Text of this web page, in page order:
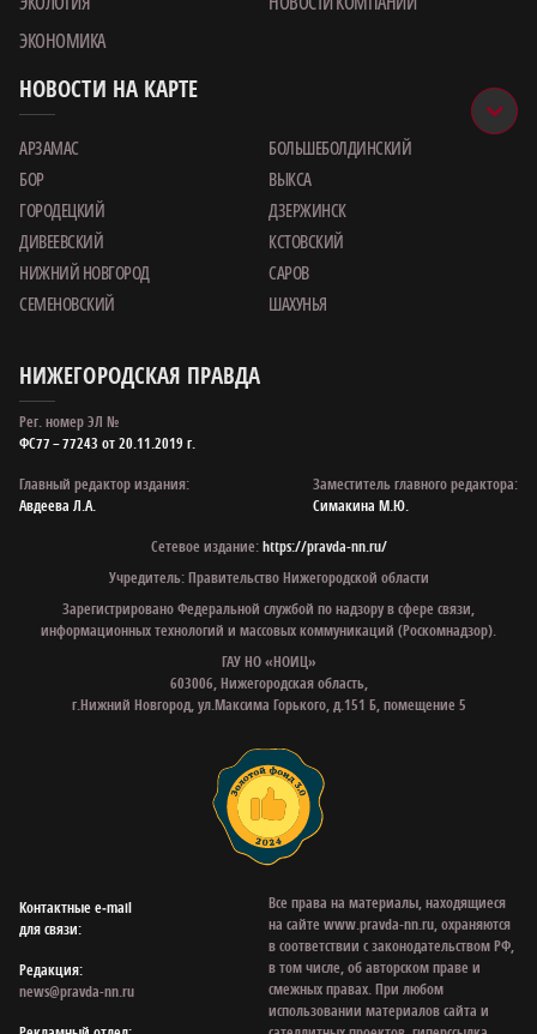
ЭКОНОМИКА
НОВОСТИ НА КАРТЕ
АРЗАМАС
БОЛЬШЕБОЛДИНСКИЙ
БОР
ВЫКСА
ГОРОДЕЦКИЙ
ДЗЕРЖИНСК
ДИВЕЕВСКИЙ
КСТОВСКИЙ
НИЖНИЙ НОВГОРОД
САРОВ
СЕМЕНОВСКИЙ
ШАХУНЬЯ
НИЖЕГОРОДСКАЯ ПРАВДА
Рег. номер ЭЛ №
ФС77 – 77243 от 20.11.2019 г.
Главный редактор издания:
Авдеева Л.А.
Заместитель главного редактора:
Симакина М.Ю.
Сетевое издание:https://pravda-nn.ru/
Учредитель: Правительство Нижегородской области
Зарегистрировано Федеральной службой по надзору в сфере связи,
информационных технологий и массовых коммуникаций (Роскомнадзор).
ГАУ НО «НОИЦ»
603006, Нижегородская область,
г.Нижний Новгород, ул.Максима Горького, д.151 Б, помещение 5
Контактные e‑mail
для связи:
Редакция:
news@pravda-nn.ru
Все права на материалы, находящиеся
на сайте www.pravda-nn.ru, охраняются
в соответствии с законодательством РФ,
в том числе, об авторском праве и
смежных правах. При любом
использовании материалов сайта и